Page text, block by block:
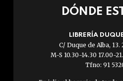
DÓNDE
LIBRERÍA
C/ Duque de Alba,
M-S 10.30-14.30 17.00-
Tfno: 91